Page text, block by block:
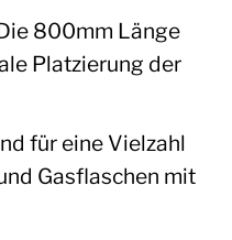
800mm Länge
Platzierung der
für eine Vielzahl
Gasflaschen mit